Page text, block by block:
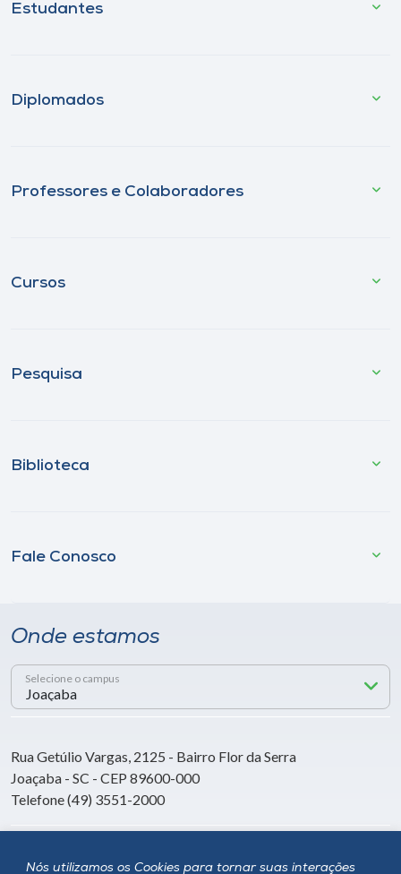
Nós utilizamos os Cookies para tornar suas interações
Estudantes
Diplomados
Professores e Colaboradores
Cursos
Pesquisa
Biblioteca
Fale Conosco
Onde estamos
Selecione o campus
Rua Getúlio Vargas, 2125 - Bairro Flor da Serra
Joaçaba - SC - CEP 89600-000
Telefone (49) 3551-2000
Siga a Unoesc